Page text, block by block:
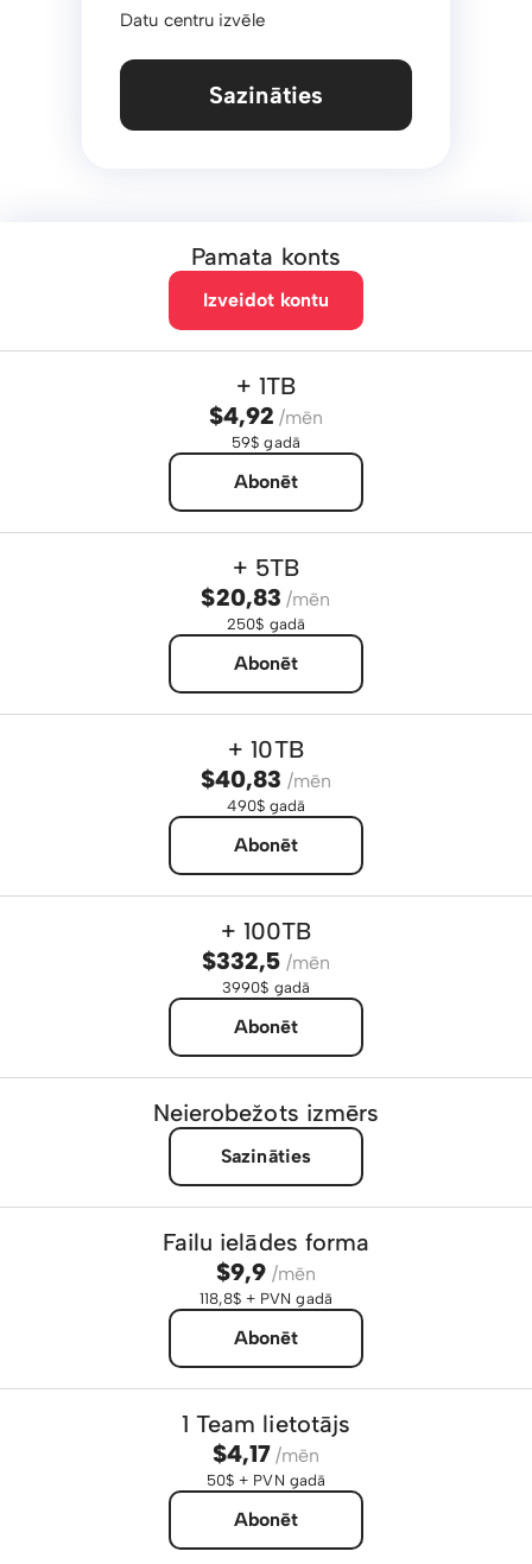
Datu centru izvēle
Sazināties
Pamata konts
Izveidot kontu
+ 1TB
$4,92 /mēn
59$ gadā
Abonēt
+ 5TB
$20,83 /mēn
250$ gadā
Abonēt
+ 10TB
$40,83 /mēn
490$ gadā
Abonēt
+ 100TB
$332,5 /mēn
3990$ gadā
Abonēt
Neierobežots izmērs
Sazināties
Failu ielādes forma
$9,9 /mēn
118,8$ + PVN gadā
Abonēt
1 Team lietotājs
$4,17 /mēn
50$ + PVN gadā
Abonēt